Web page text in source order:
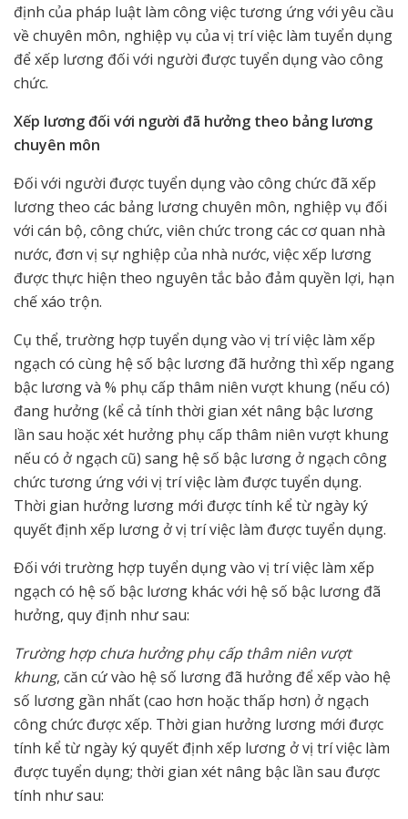
định của pháp luật làm công việc tương ứng với yêu cầu
về chuyên môn, nghiệp vụ của vị trí việc làm tuyển dụng
để xếp lương đối với người được tuyển dụng vào công
chức.
Xếp lương đối với người đã hưởng theo bảng lương
chuyên môn
Đối với người được tuyển dụng vào công chức đã xếp
lương theo các bảng lương chuyên môn, nghiệp vụ đối
với cán bộ, công chức, viên chức trong các cơ quan nhà
nước, đơn vị sự nghiệp của nhà nước, việc xếp lương
được thực hiện theo nguyên tắc bảo đảm quyền lợi, hạn
chế xáo trộn.
Cụ thể, trường hợp tuyển dụng vào vị trí việc làm xếp
ngạch có cùng hệ số bậc lương đã hưởng thì xếp ngang
bậc lương và % phụ cấp thâm niên vượt khung (nếu có)
đang hưởng (kể cả tính thời gian xét nâng bậc lương
lần sau hoặc xét hưởng phụ cấp thâm niên vượt khung
nếu có ở ngạch cũ) sang hệ số bậc lương ở ngạch công
chức tương ứng với vị trí việc làm được tuyển dụng.
Thời gian hưởng lương mới được tính kể từ ngày ký
quyết định xếp lương ở vị trí việc làm được tuyển dụng.
Đối với trường hợp tuyển dụng vào vị trí việc làm xếp
ngạch có hệ số bậc lương khác với hệ số bậc lương đã
hưởng, quy định như sau:
Trường hợp chưa hưởng phụ cấp thâm niên vượt
khung, căn cứ vào hệ số lương đã hưởng để xếp vào hệ
số lương gần nhất (cao hơn hoặc thấp hơn) ở ngạch
công chức được xếp. Thời gian hưởng lương mới được
tính kể từ ngày ký quyết định xếp lương ở vị trí việc làm
được tuyển dụng; thời gian xét nâng bậc lần sau được
tính như sau: